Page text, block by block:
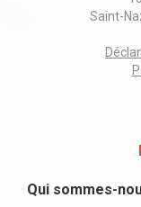
Saint-
Qui sommes-